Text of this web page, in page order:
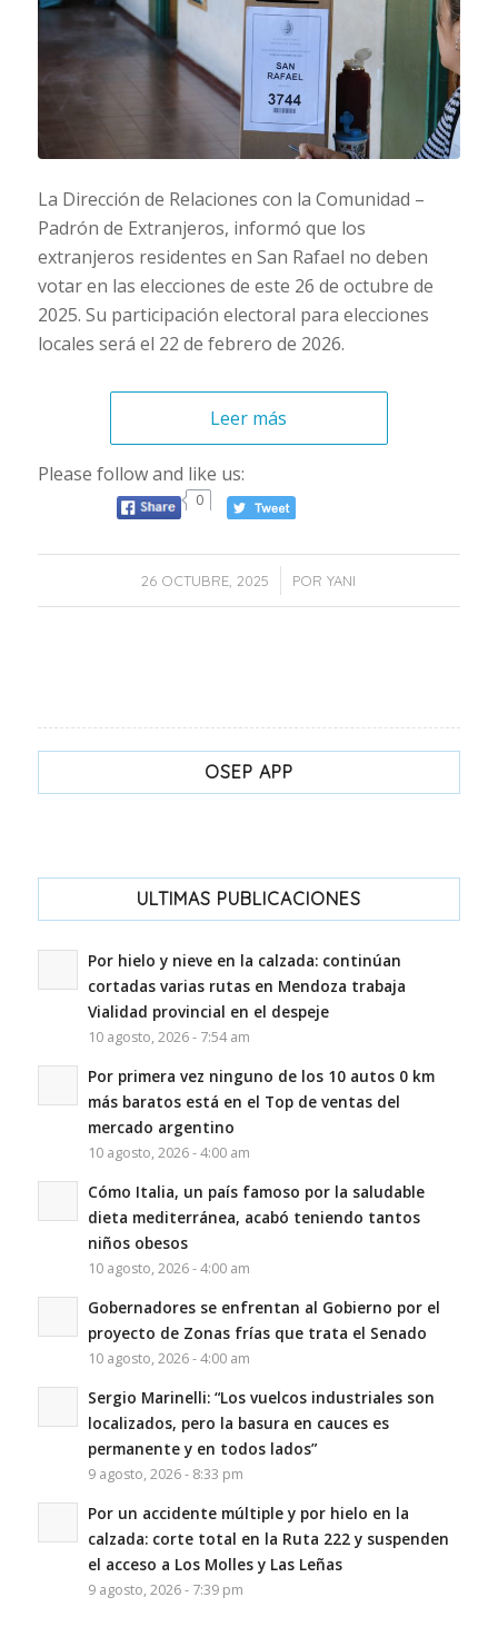
La Dirección de Relaciones con la Comunidad –
Padrón de Extranjeros, informó que los
extranjeros residentes en San Rafael no deben
votar en las elecciones de este 26 de octubre de
2025. Su participación electoral para elecciones
locales será el 22 de febrero de 2026.
Leer más
Please follow and like us:
0
26 OCTUBRE, 2025
/ PORYANI
OSEP APP
ULTIMAS PUBLICACIONES
Por hielo y nieve en la calzada: continúan
cortadas varias rutas en Mendoza trabaja
Vialidad provincial en el despeje
10 agosto, 2026 - 7:54 am
Por primera vez ninguno de los 10 autos 0 km
más baratos está en el Top de ventas del
mercado argentino
10 agosto, 2026 - 4:00 am
Cómo Italia, un país famoso por la saludable
dieta mediterránea, acabó teniendo tantos
niños obesos
10 agosto, 2026 - 4:00 am
Gobernadores se enfrentan al Gobierno por el
proyecto de Zonas frías que trata el Senado
10 agosto, 2026 - 4:00 am
Sergio Marinelli: “Los vuelcos industriales son
localizados, pero la basura en cauces es
permanente y en todos lados”
9 agosto, 2026 - 8:33 pm
Por un accidente múltiple y por hielo en la
calzada: corte total en la Ruta 222 y suspenden
el acceso a Los Molles y Las Leñas
9 agosto, 2026 - 7:39 pm